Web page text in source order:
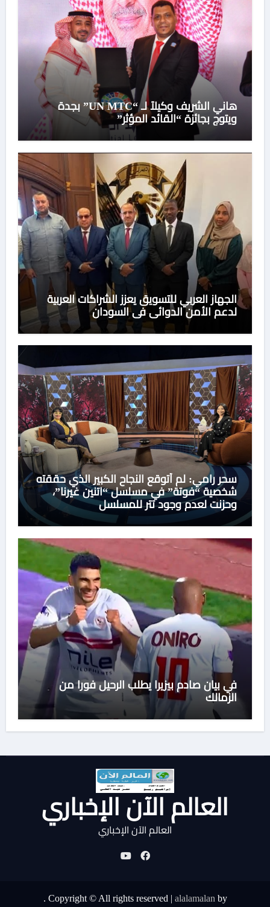
هاني الشريف وكيلاً لـ “UN MTC” بجدة
ويتوج بجائزة “القائد المؤثر”
الجهاز العربي للتسويق يعزز الشراكات العربية
لدعم الأمن الدوائي في السودان
سحر رامي: لم أتوقع النجاح الكبير الذي حققته
شخصية “فوتة” في مسلسل “اتنين غيرنا”،
وحزنت لعدم وجود تتر للمسلسل
في بيان صادم بيزيرا يطلب الرحيل فورا من
الزمالك
العالم الآن الإخباري
العالم الآن الإخباري
Copyright © All rights reserved | alalamalan by
.